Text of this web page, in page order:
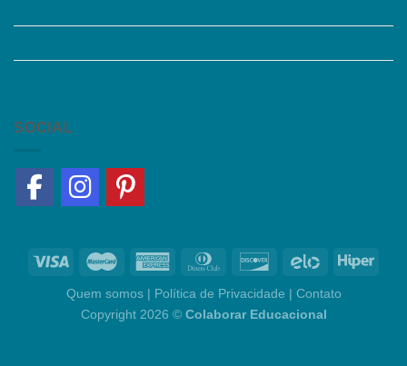
SOCIAL
Quem somos| Política de Privacidade | Contato
Copyright 2026 © Colaborar Educacional